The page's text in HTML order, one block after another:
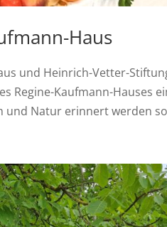
Haus
und Heinrich-Vetter-
Regine-Kaufmann-Hauses
Natur erinnert werden